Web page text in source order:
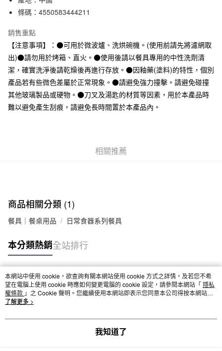
臺灣中小企業銀行
匯豐（台灣）商業銀行
元大商業銀行
玉山商業銀行
星展（台灣）商業銀行
台新國際商業銀行
中國信託商業銀行
台灣樂天信用卡公司
Apple Pay
悠遊付
運送方式
全家取貨付款
每筆NT$65，滿NT$1,000(含以上)免運費
付款後全家取貨
每筆NT$65，滿NT$1,000(含以上)免運費
宅配
每筆NT$150，滿NT$2,000(含以上)免運費
無印良品門市自取
免運費
條碼：4550583444211
銷售重點
【注意事項】：●可用於微波爐、洗烘碗機。(使用前請先將濾網取
出)●請勿用於烤箱、直火。●使用後請以餐具專用的中性洗劑清
潔，確實洗淨後請乾燥後再進行存放。●因釉藥(塗料)的特性，個別
產品若有些微色差屬於正常現象。●請避免強力撞擊。請避免碰撞
其他玻璃製品或硬物。●刀叉及湯匙的材質等因素，用於本產品時
難以避免產生刮痕，請避免長時間置於本產品內。
相關推薦
商品相關分類 (1)
餐具｜餐桌用品 日常食器系列餐具
本分類熱銷全站排行
熱門標籤
本網站中使用 cookie，欲查詢有關本網站使用 cookie 方式之詳情，及若您不希
望在電腦上使用 cookie 時應如何變更電腦的 cookie 設定，請參閱本網站「 隱私
權條款 」之 Cookie 聲明。您繼續使用本網站即表示您同意本公司得按本網站使
用條款之 Cookie 聲明使用 cookie。
了解更多 >
我知道了